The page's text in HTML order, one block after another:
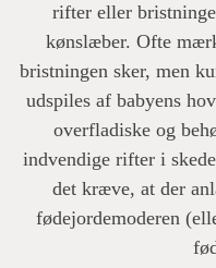
rifter eller
kønslæber. Ofte
bristningen sker, men
udspiles af babyens
overfladiske og
indvendige rifter i
det kræve, at der
fødejordemoderen